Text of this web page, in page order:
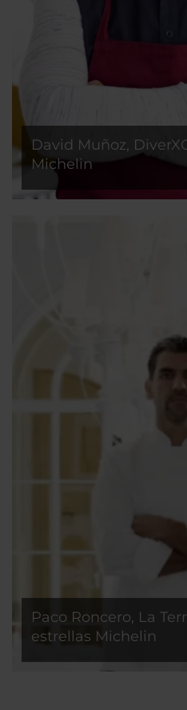
David Muñoz,
Michelin
El Xef es rebeldía, riesgo y
NH Collection Madrid
formar parte de la
Paco Roncero, La
estrellas Michelin
Paco Roncero es uno de